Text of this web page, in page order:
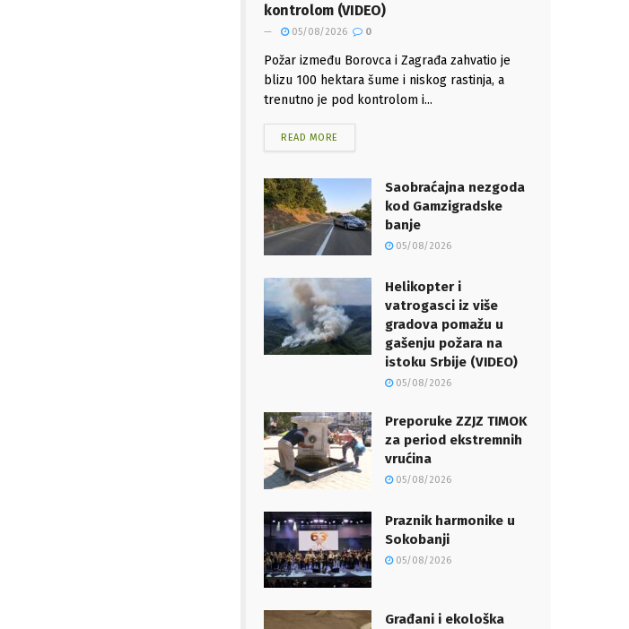
kontrolom (VIDEO)
05/08/2026 0
Požar između Borovca i Zagrađa zahvatio je
blizu 100 hektara šume i niskog rastinja, a
trenutno je pod kontrolom i...
READ MORE
Saobraćajna nezgoda
kod Gamzigradske
banje
05/08/2026
Helikopter i
vatrogasci iz više
gradova pomažu u
gašenju požara na
istoku Srbije (VIDEO)
05/08/2026
Preporuke ZZJZ TIMOK
za period ekstremnih
vrućina
05/08/2026
Praznik harmonike u
Sokobanji
05/08/2026
Građani i ekološka